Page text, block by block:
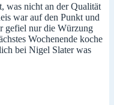
was nicht an der Qualität
war auf den Punkt und
gefiel nur die Würzung
Wochenende koche
bei Nigel Slater was